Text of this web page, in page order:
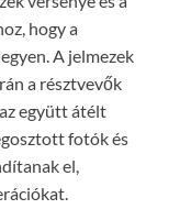
hogy a
A jelmezek
a résztvevők
együtt átélt
fotók és
el,